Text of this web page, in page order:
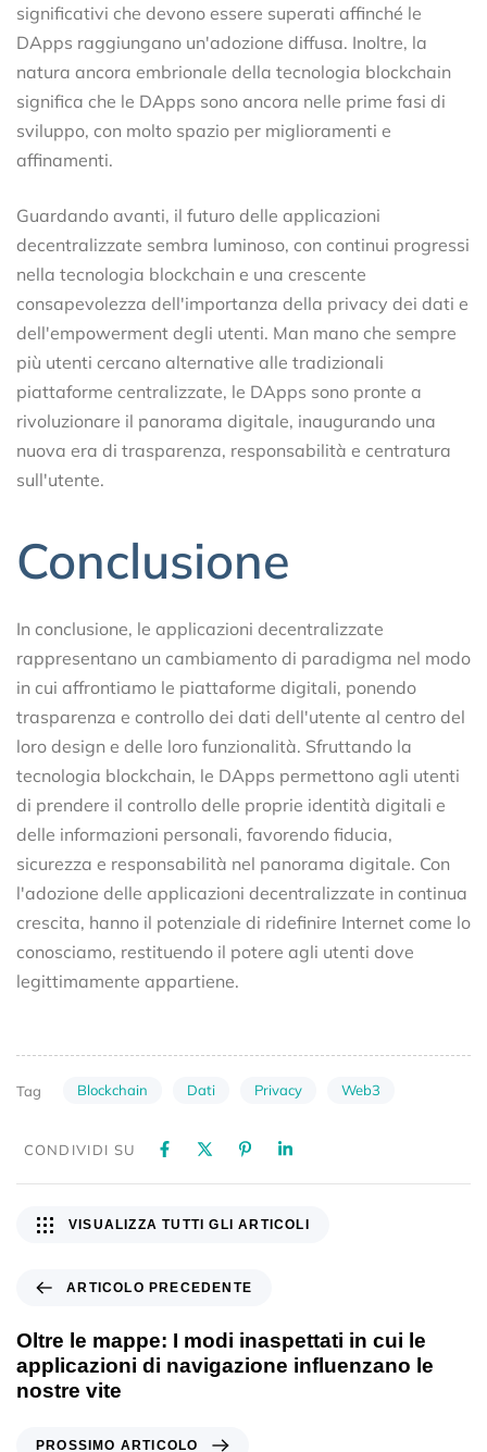
significativi che devono essere superati affinché le
DApps raggiungano un'adozione diffusa. Inoltre, la
natura ancora embrionale della tecnologia blockchain
significa che le DApps sono ancora nelle prime fasi di
sviluppo, con molto spazio per miglioramenti e
affinamenti.
Guardando avanti, il futuro delle applicazioni
decentralizzate sembra luminoso, con continui progressi
nella tecnologia blockchain e una crescente
consapevolezza dell'importanza della privacy dei dati e
dell'empowerment degli utenti. Man mano che sempre
più utenti cercano alternative alle tradizionali
piattaforme centralizzate, le DApps sono pronte a
rivoluzionare il panorama digitale, inaugurando una
nuova era di trasparenza, responsabilità e centratura
sull'utente.
Conclusione
In conclusione, le applicazioni decentralizzate
rappresentano un cambiamento di paradigma nel modo
in cui affrontiamo le piattaforme digitali, ponendo
trasparenza e controllo dei dati dell'utente al centro del
loro design e delle loro funzionalità. Sfruttando la
tecnologia blockchain, le DApps permettono agli utenti
di prendere il controllo delle proprie identità digitali e
delle informazioni personali, favorendo fiducia,
sicurezza e responsabilità nel panorama digitale. Con
l'adozione delle applicazioni decentralizzate in continua
crescita, hanno il potenziale di ridefinire Internet come lo
conosciamo, restituendo il potere agli utenti dove
legittimamente appartiene.
Tag Blockchain Dati Privacy Web3
CONDIVIDI SU
ARTICOLO PRECEDENTE
Oltre le mappe: I modi inaspettati in cui le
applicazioni di navigazione influenzano le
nostre vite
VISUALIZZA TUTTI GLI ARTICOLI
PROSSIMO ARTICOLO